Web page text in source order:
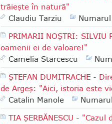
trăieşte în natură"
Claudiu Tarziu
PRIMARII NOŞTRI: SILVIU
oamenii ei de valoare!"
Camelia Starcescu
ŞTEFAN DUMITRACHE -
de Argeş: "Aici, istoria este
Catalin Manole
TIA ŞERBĂNESCU -